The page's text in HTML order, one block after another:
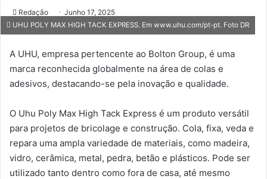
Redação Junho 17, 2025
UHU POLY MAX HIGH TACK EXPRESS. Em www.uhu.com/pt-pt. Foto DR
A UHU, empresa pertencente ao Bolton Group, é uma
marca reconhecida globalmente na área de colas e
adesivos, destacando-se pela inovação e qualidade.
O Uhu Poly Max High Tack Express é um produto versátil
para projetos de bricolage e construção. Cola, fixa, veda e
repara uma ampla variedade de materiais, como madeira,
vidro, cerâmica, metal, pedra, betão e plásticos. Pode ser
utilizado tanto dentro como fora de casa, até mesmo